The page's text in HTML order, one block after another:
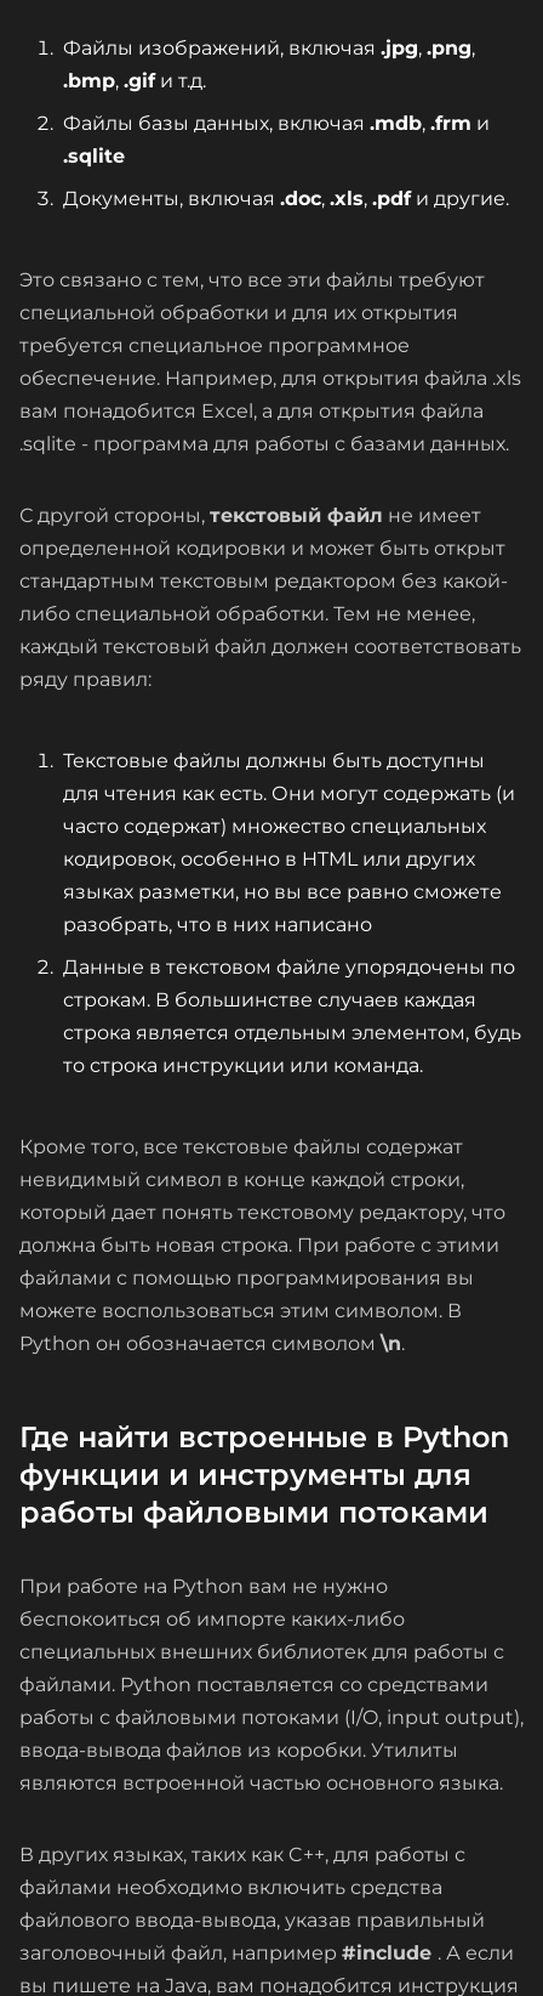
Файлы изображений, включая .jpg, .png,
.bmp, .gifи т.д.
Файлы базы данных, включая .mdb, .frm и
.sqlite
Документы, включая .doc, .xls, .pdfи другие.
Это связано с тем, что все эти файлы требуют
специальной обработки и для их открытия
требуется специальное программное
обеспечение. Например, для открытия файла .xls
вам понадобится Excel, а для открытия файла
.sqlite - программа для работы с базами данных.
С другой стороны, текстовый файл не имеет
определенной кодировки и может быть открыт
стандартным текстовым редактором без какой-
либо специальной обработки. Тем не менее,
каждый текстовый файл должен соответствовать
ряду правил:
Текстовые файлы должны быть доступны
для чтения как есть. Они могут содержать (и
часто содержат) множество специальных
кодировок, особенно в HTML или других
языках разметки, но вы все равно сможете
разобрать, что в них написано
Данные в текстовом файле упорядочены по
строкам. В большинстве случаев каждая
строка является отдельным элементом, будь
то строка инструкции или команда.
Кроме того, все текстовые файлы содержат
невидимый символ в конце каждой строки,
который дает понять текстовому редактору, что
должна быть новая строка. При работе с этими
файлами с помощью программирования вы
можете воспользоваться этим символом. В
Python он обозначается символом\n.
Где найти встроенные в Python
функции и инструменты для
работы файловыми потоками
При работе на Python вам не нужно
беспокоиться об импорте каких-либо
специальных внешних библиотек для работы с
файлами. Python поставляется со средствами
работы с файловыми потоками (I/O, input output),
ввода-вывода файлов из коробки. Утилиты
являются встроенной частью основного языка.
В других языках, таких как C++, для работы с
файлами необходимо включить средства
файлового ввода-вывода, указав правильный
заголовочный файл, например #include . А если
вы пишете на Java, вам понадобится инструкция